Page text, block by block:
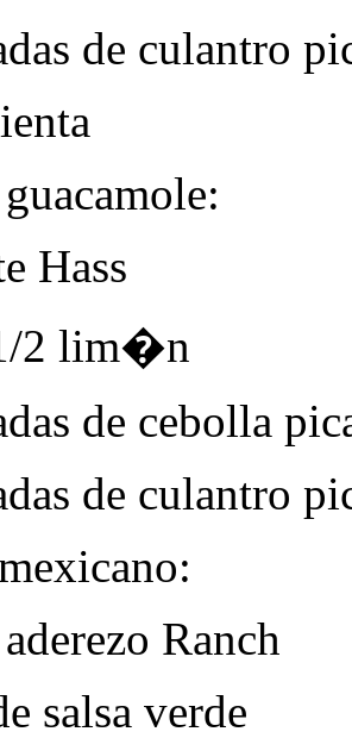
de culantro
Hass
2 lim�n
de cebolla
de culantro
Ranch
salsa verde